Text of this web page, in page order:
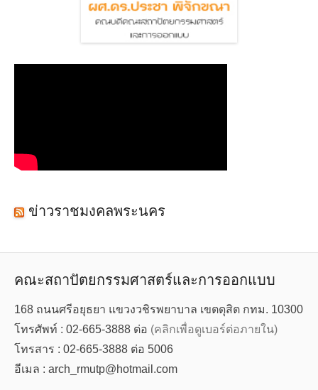
ข่าวราชมงคลพระนคร
คณะสถาปัตยกรรมศาสตร์และการออกแบบ
168 ถนนศรีอยุธยา แขวงวชิรพยาบาล เขตดุสิต กทม. 10300
โทรศัพท์ : 02-665-3888 ต่อ (คลิกเพื่อดูเบอร์ต่อภายใน)
โทรสาร : 02-665-3888 ต่อ 5006
อีเมล : arch_rmutp@hotmail.com